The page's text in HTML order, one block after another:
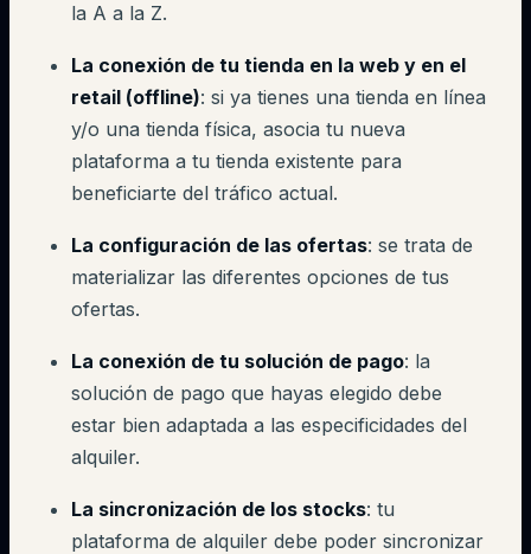
la A a la Z.
La conexión de tu tienda en la web y en el
retail (offline): si ya tienes una tienda en línea
y/o una tienda física, asocia tu nueva
plataforma a tu tienda existente para
beneficiarte del tráfico actual.
La configuración de las ofertas: se trata de
materializar las diferentes opciones de tus
ofertas.
La conexión de tu solución de pago: la
solución de pago que hayas elegido debe
estar bien adaptada a las especificidades del
alquiler.
La sincronización de los stocks: tu
plataforma de alquiler debe poder sincronizar